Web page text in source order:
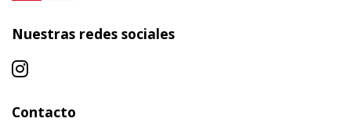
Nuestras redes sociales
Contacto